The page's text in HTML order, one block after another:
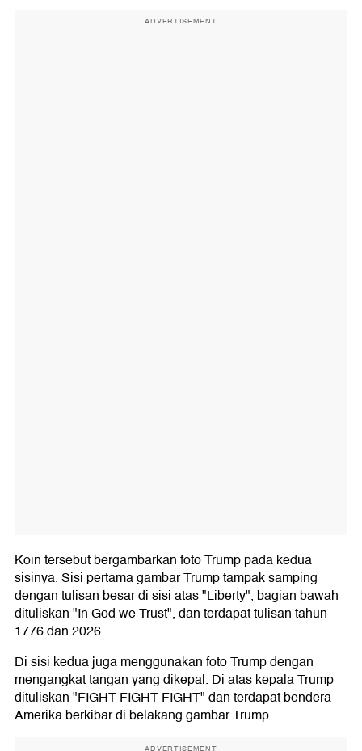
ADVERTISEMENT
Koin tersebut bergambarkan foto Trump pada kedua
sisinya. Sisi pertama gambar Trump tampak samping
dengan tulisan besar di sisi atas "Liberty", bagian bawah
dituliskan "In God we Trust", dan terdapat tulisan tahun
1776 dan 2026.
Di sisi kedua juga menggunakan foto Trump dengan
mengangkat tangan yang dikepal. Di atas kepala Trump
dituliskan "FIGHT FIGHT FIGHT" dan terdapat bendera
Amerika berkibar di belakang gambar Trump.